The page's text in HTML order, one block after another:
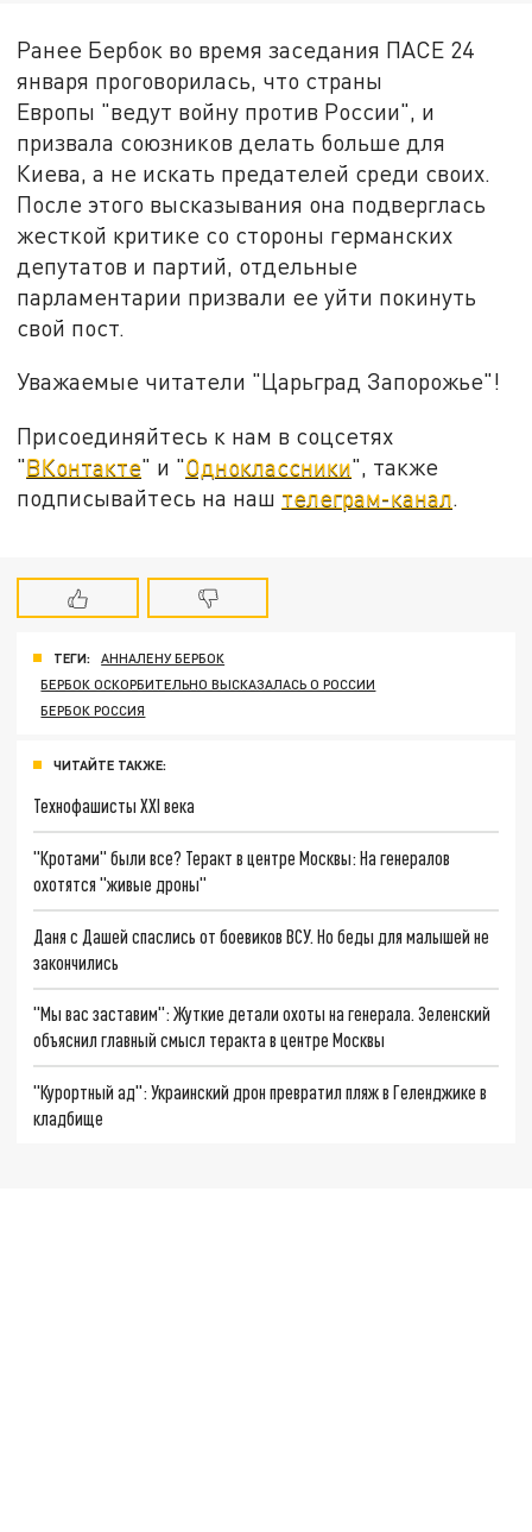
Ранее Бербок во время заседания ПАСЕ 24
января проговорилась, что страны
Европы "ведут войну против России", и
призвала союзников делать больше для
Киева, а не искать предателей среди своих.
После этого высказывания она подверглась
жесткой критике со стороны германских
депутатов и партий, отдельные
парламентарии призвали ее уйти покинуть
свой пост.
Уважаемые читатели "Царьград Запорожье"!
Присоединяйтесь к нам в соцсетях
"ВКонтакте" и "Одноклассники", также
подписывайтесь на наш телеграм-канал.
ТЕГИ:
АННАЛЕНУ БЕРБОК
БЕРБОК ОСКОРБИТЕЛЬНО ВЫСКАЗАЛАСЬ О РОССИИ
БЕРБОК РОССИЯ
ЧИТАЙТЕ ТАКЖЕ:
Технофашисты XXI века
"Кротами" были все? Теракт в центре Москвы: На генералов
охотятся "живые дроны"
Даня с Дашей спаслись от боевиков ВСУ. Но беды для малышей не
закончились
"Мы вас заставим": Жуткие детали охоты на генерала. Зеленский
объяснил главный смысл теракта в центре Москвы
"Курортный ад": Украинский дрон превратил пляж в Геленджике в
кладбище